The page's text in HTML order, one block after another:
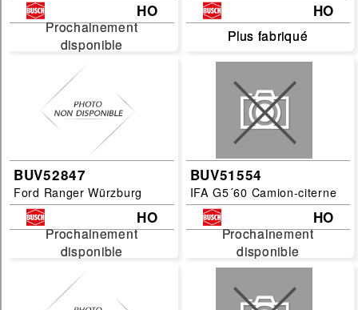
Categories :
vehicule
Echelles :
1/72
1/87
HO
O
HO
Prochainement
disponible
Prochainement
disponible
HO
Plus fabriqué
Plus fabriqué
BUV52847
Ford Ranger Würzburg
HO
Prochainement
disponible
Prochainement
disponible
BUV51554
IFA G5´60 Camion-citerne
HO
Prochainement
disponible
Prochainement
disponible